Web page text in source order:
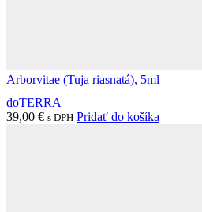
Arborvitae (Tuja riasnatá), 5ml
doTERRA
39,00 € s DPH Pridať do košíka